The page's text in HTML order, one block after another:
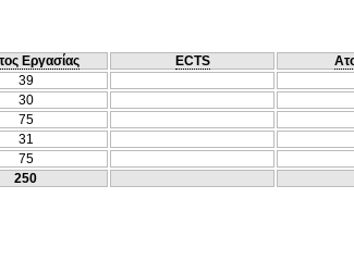
Εργασίας ECTS
39
30
75
31
75
250